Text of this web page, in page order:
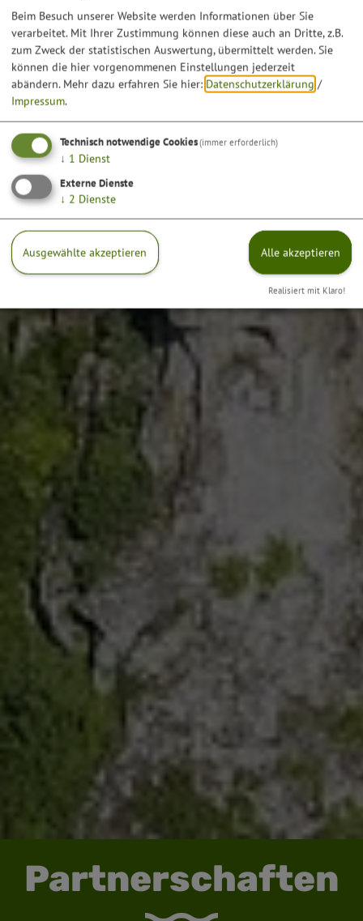
Partnerschaften
Beim Besuch unserer Website werden Informationen über Sie
verarbeitet. Mit Ihrer Zustimmung können diese auch an Dritte, z.B.
zum Zweck der statistischen Auswertung, übermittelt werden. Sie
können die hier vorgenommenen Einstellungen jederzeit
abändern. Mehr dazu erfahren Sie hier: Datenschutzerklärung /
Impressum.
Technisch notwendige Cookies(immer erforderlich)
↓ 1 Dienst
Externe Dienste
↓ 2 Dienste
Ausgewählte akzeptieren Alle akzeptieren
Realisiert mit Klaro!